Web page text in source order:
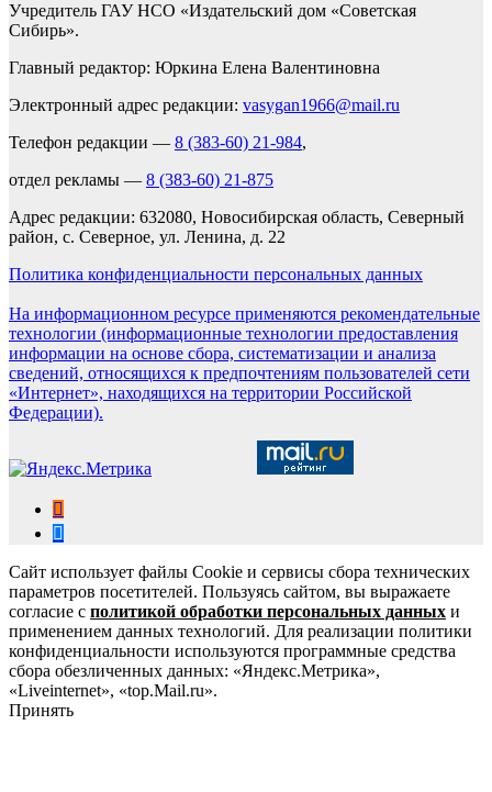
Учредитель ГАУ НСО «Издательский дом «Советская
Сибирь».
Главный редактор: Юркина Елена Валентиновна
Электронный адрес редакции: vasygan1966@mail.ru
Телефон редакции — 8 (383-60) 21-984,
отдел рекламы — 8 (383-60) 21-875
Адрес редакции: 632080, Новосибирская область, Северный
район, с. Северное, ул. Ленина, д. 22
Политика конфиденциальности персональных данных
На информационном ресурсе применяются рекомендательные
технологии (информационные технологии предоставления
информации на основе сбора, систематизации и анализа
сведений, относящихся к предпочтениям пользователей сети
«Интернет», находящихся на территории Российской
Федерации).
Сайт использует файлы Cookie и сервисы сбора технических
параметров посетителей. Пользуясь сайтом, вы выражаете
согласие с политикой обработки персональных данных и
применением данных технологий. Для реализации политики
конфиденциальности используются программные средства
сбора обезличенных данных: «Яндекс.Метрика»,
«Liveinternet», «top.Mail.ru».
Принять